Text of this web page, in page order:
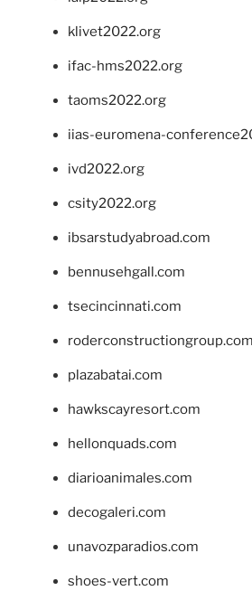
klivet2022.org
ifac-hms2022.org
taoms2022.org
iias-euromena-
ivd2022.org
csity2022.org
ibsarstudyabroad.com
bennusehgall.com
tsecincinnati.com
roderconstructiongroup.com
plazabatai.com
hawkscayresort.com
hellonquads.com
diarioanimales.com
decogaleri.com
unavozparadios.com
shoes-vert.com